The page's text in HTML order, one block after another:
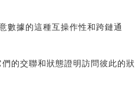
數據的這種互操作性和跨鏈通
的交聯和狀態證明訪問彼此的狀